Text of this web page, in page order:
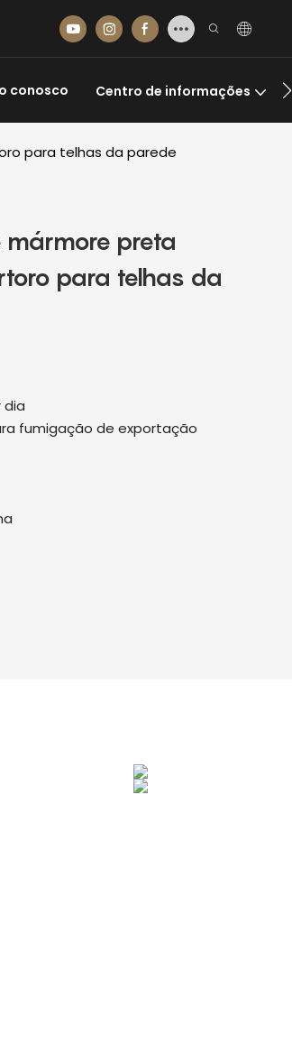
conosco Centro de informações
para telhas da parede
mármore preta
para telhas da
dia
fumigação de exportação